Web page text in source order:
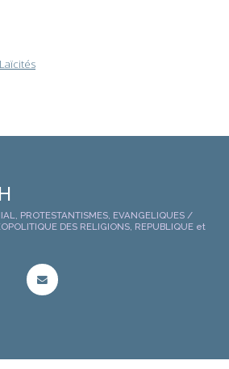
PROTESTANTISMES, EVANGELIQUES /
DES RELIGIONS, REPUBLIQUE et